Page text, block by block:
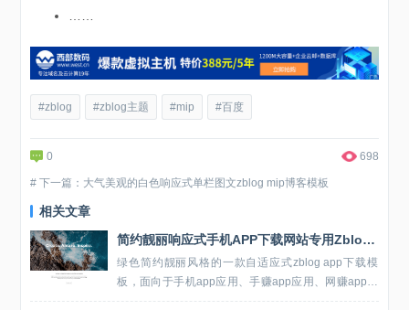
#zblog #zblog主题 #mip #百度
0 698
# 下一篇：大气美观的白色响应式单栏图文zblog mip博客模板
相关文章
简约靓丽响应式手机APP下载网站专用Zblog模板
绿色简约靓丽风格的一款自适应式zblog app下载模
板，面向于手机app应用、手赚app应用、网赚app应
用分享下载网站设计开发，采用左中右三栏布局响应